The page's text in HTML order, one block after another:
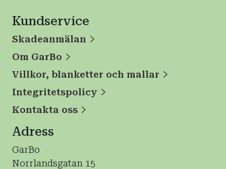
Kundservice
Skadeanmälan
Om GarBo
Villkor, blanketter och mallar
Integritetspolicy
Kontakta oss
Adress
GarBo
Norrlandsgatan 15